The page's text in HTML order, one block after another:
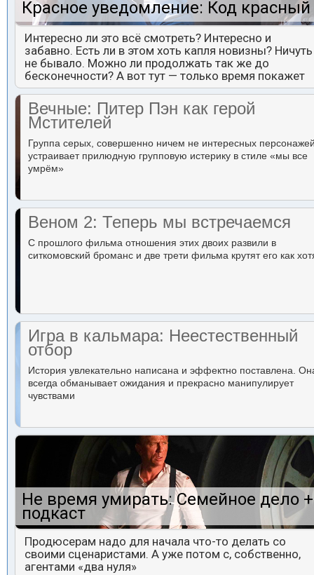
Красное уведомление: Код красный
Интересно ли это всё смотреть? Интересно и
забавно. Есть ли в этом хоть капля новизны? Ничуть
не бывало. Можно ли продолжать так же до
бесконечности? А вот тут — только время покажет
Вечные: Питер Пэн как герой
Мстителей
Группа серых, совершенно ничем не интересных
устраивает прилюдную групповую истерику в стиле «мы все
умрём»
Веном 2: Теперь мы встречаемся
С прошлого фильма отношения этих двоих развили в
ситкомовский броманс и две трети фильма крутят его как
Игра в кальмара: Неестественный
отбор
История увлекательно написана и эффектно поставлена.
всегда обманывает ожидания и прекрасно манипулирует
чувствами
Не время умирать: Семейное дело +
подкаст
Продюсерам надо для начала что-то делать со
своими сценаристами. А уже потом с, собственно,
агентами «два нуля»